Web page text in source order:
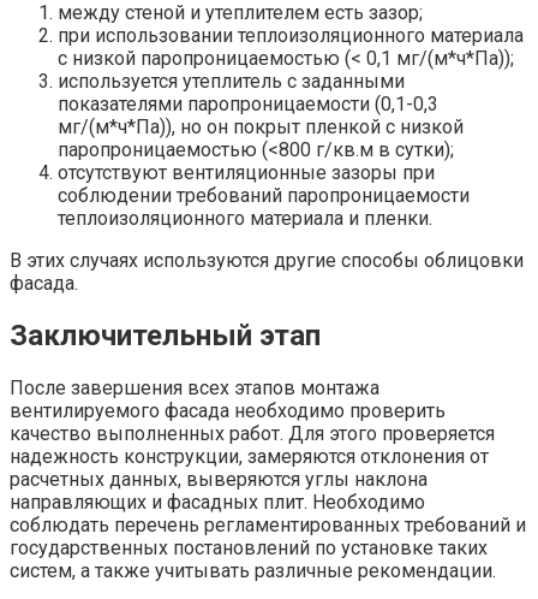
между стеной и утеплителем есть зазор;
при использовании теплоизоляционного материала
с низкой паропроницаемостью (< 0,1 мг/(м*ч*Па));
используется утеплитель с заданными
показателями паропроницаемости (0,1-0,3
мг/(м*ч*Па)), но он покрыт пленкой с низкой
паропроницаемостью (<800 г/кв.м в сутки);
отсутствуют вентиляционные зазоры при
соблюдении требований паропроницаемости
теплоизоляционного материала и пленки.
В этих случаях используются другие способы облицовки
фасада.
Заключительный этап
После завершения всех этапов монтажа
вентилируемого фасада необходимо проверить
качество выполненных работ. Для этого проверяется
надежность конструкции, замеряются отклонения от
расчетных данных, выверяются углы наклона
направляющих и фасадных плит. Необходимо
соблюдать перечень регламентированных требований и
государственных постановлений по установке таких
систем, а также учитывать различные рекомендации.